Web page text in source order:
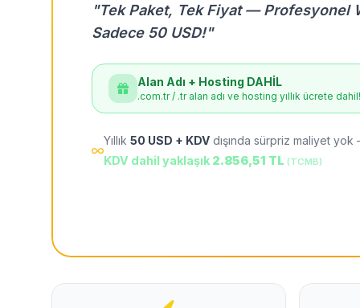
"Tek Paket, Tek Fiyat — Profesyonel
Sadece 50 USD!"
Alan Adı + Hosting DAHİL
.com.tr / .tr alan adı ve hosting yıllık ücrete dahil!
Yıllık 50 USD + KDV dışında sürpriz maliyet
KDV dahil yaklaşık 2.856,51 TL (TCMB)